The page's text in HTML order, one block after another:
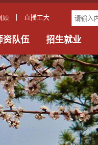
顾 直播工大
资队伍 招生就业